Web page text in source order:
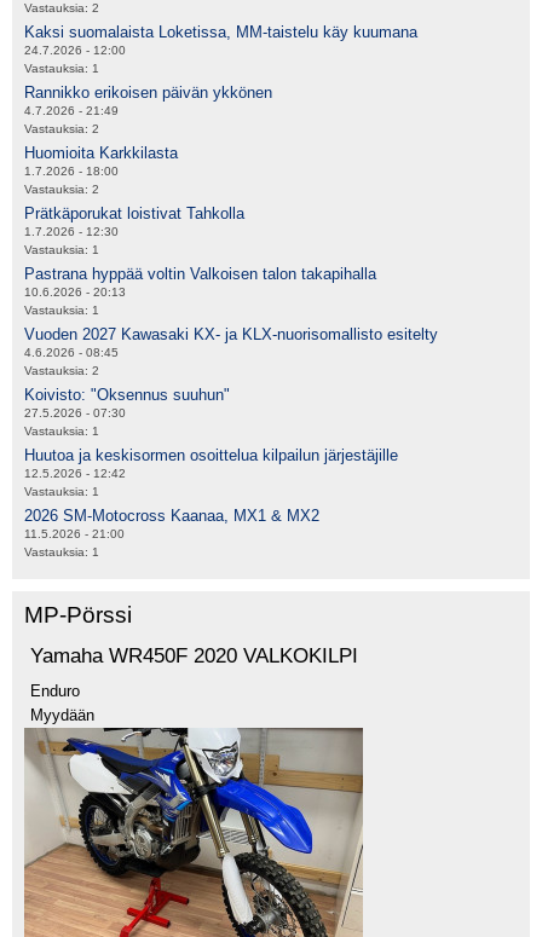
Vastauksia: 2
Kaksi suomalaista Loketissa, MM-taistelu käy kuumana
24.7.2026 - 12:00
Vastauksia: 1
Rannikko erikoisen päivän ykkönen
4.7.2026 - 21:49
Vastauksia: 2
Huomioita Karkkilasta
1.7.2026 - 18:00
Vastauksia: 2
Prätkäporukat loistivat Tahkolla
1.7.2026 - 12:30
Vastauksia: 1
Pastrana hyppää voltin Valkoisen talon takapihalla
10.6.2026 - 20:13
Vastauksia: 1
Vuoden 2027 Kawasaki KX- ja KLX-nuorisomallisto esitelty
4.6.2026 - 08:45
Vastauksia: 2
Koivisto: "Oksennus suuhun"
27.5.2026 - 07:30
Vastauksia: 1
Huutoa ja keskisormen osoittelua kilpailun järjestäjille
12.5.2026 - 12:42
Vastauksia: 1
2026 SM-Motocross Kaanaa, MX1 & MX2
11.5.2026 - 21:00
Vastauksia: 1
MP-Pörssi
Yamaha WR450F 2020 VALKOKILPI
Enduro
Myydään